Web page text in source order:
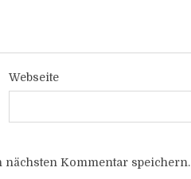
Webseite
nächsten Kommentar speichern.